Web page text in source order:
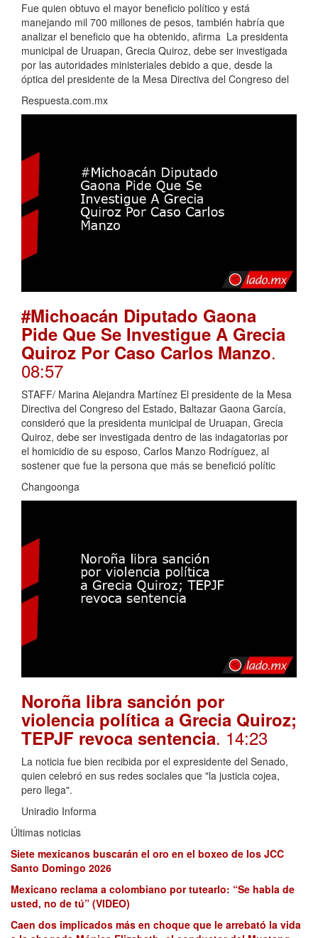
Fue quien obtuvo el mayor beneficio político y está
manejando mil 700 millones de pesos, también habría que
analizar el beneficio que ha obtenido, afirma La presidenta
municipal de Uruapan, Grecia Quiroz, debe ser investigada
por las autoridades ministeriales debido a que, desde la
óptica del presidente de la Mesa Directiva del Congreso del
Respuesta.com.mx
#Michoacán Diputado Gaona
Pide Que Se Investigue A Grecia
Quiroz Por Caso Carlos Manzo.
08:57
STAFF/ Marina Alejandra Martínez El presidente de la Mesa
Directiva del Congreso del Estado, Baltazar Gaona García,
consideró que la presidenta municipal de Uruapan, Grecia
Quiroz, debe ser investigada dentro de las indagatorias por
el homicidio de su esposo, Carlos Manzo Rodríguez, al
sostener que fue la persona que más se benefició polític
Changoonga
Noroña libra sanción por
violencia política a Grecia Quiroz;
TEPJF revoca sentencia. 14:23
La noticia fue bien recibida por el expresidente del Senado,
quien celebró en sus redes sociales que "la justicia cojea,
pero llega".
Uniradio Informa
Últimas noticias
Siete mexicanos buscarán el oro en el boxeo de los JCC
Santo Domingo 2026
Mexicano reclama a colombiano por tutearlo: “Se habla de
usted, no de tú” (VIDEO)
Caen dos implicados más en choque que le arrebató la vida